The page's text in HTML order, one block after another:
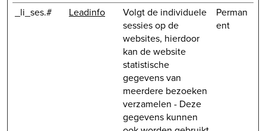
_li_ses.# Leadinfo
Volgt de individuele
sessies op de
websites, hierdoor
kan de website
statistische
gegevens van
meerdere bezoeken
verzamelen - Deze
gegevens kunnen
Perman
ent